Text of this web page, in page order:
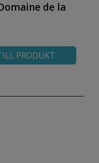
de la
PRODUKT